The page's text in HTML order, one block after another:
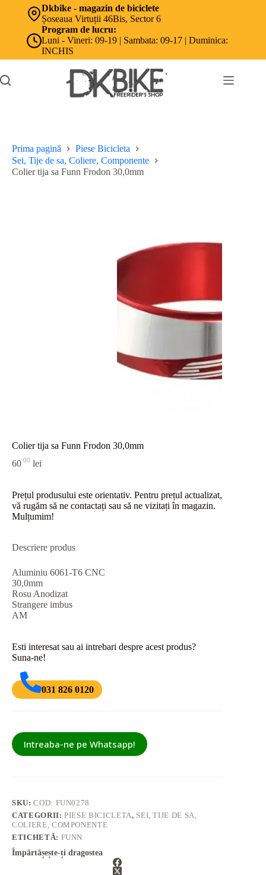
Dkbike - magazin de biciclete
Șoseaua Virtuții 46Bis, Sector 6
Program de lucru:
Luni - Vineri: 09-19 | Sambata: 09-17 | Duminica:
INCHIS
Prima pagină
Piese Bicicleta
Sei, Tije de sa, Coliere, Componente
Colier tija sa Funn Frodon 30,0mm
Colier tija sa Funn Frodon 30,0mm
60 00 lei
Prețul produsului este orientativ. Pentru prețul actualizat,
vă rugăm să ne contactați sau să ne vizitați în magazin.
Mulțumim!
Descriere produs
Aluminiu 6061-T6 CNC
30,0mm
Rosu Anodizat
Strangere imbus
AM
Esti interesat sau ai intrebari despre acest produs?
Suna-ne!
031 826 0120
Intreaba-ne pe Whatsapp!
SKU:COD: FUN0278
CATEGORII:PIESE BICICLETA, SEI, TIJE DE SA,
COLIERE, COMPONENTE
ETICHETĂ: FUNN
Împărtășește-ți dragostea